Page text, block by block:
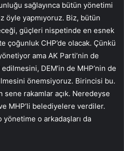
sağlayınca bütün yönetimi
öyle yapmıyoruz. Biz, bütün
güçleri nispetinde en esnek
çoğunluk CHP’de olacak. Çünkü
ama AK Parti’nin de
DEM’in de MHP’nin de
önemsiyoruz. Birincisi bu.
rakamlar açık. Neredeyse
MHP’li belediyelere verdiler.
yönetime o arkadaşları da